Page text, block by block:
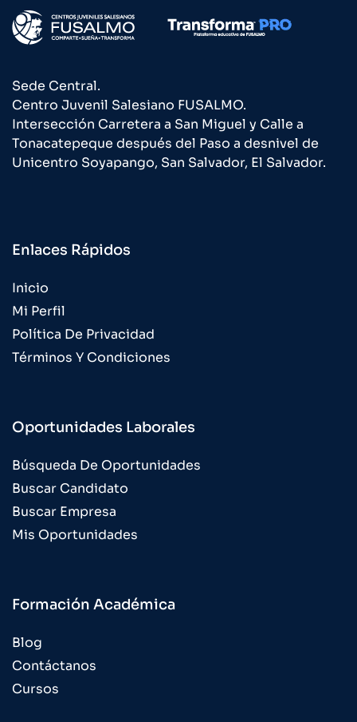
Sede Central.
Centro Juvenil Salesiano FUSALMO.
Intersección Carretera a San Miguel y Calle a
Tonacatepeque después del Paso a desnivel de
Unicentro Soyapango, San Salvador, El Salvador.
Enlaces Rápidos
Inicio
Mi Perfil
Política De Privacidad
Términos Y Condiciones
Oportunidades Laborales
Búsqueda De Oportunidades
Buscar Candidato
Buscar Empresa
Mis Oportunidades
Formación Académica
Blog
Contáctanos
Cursos